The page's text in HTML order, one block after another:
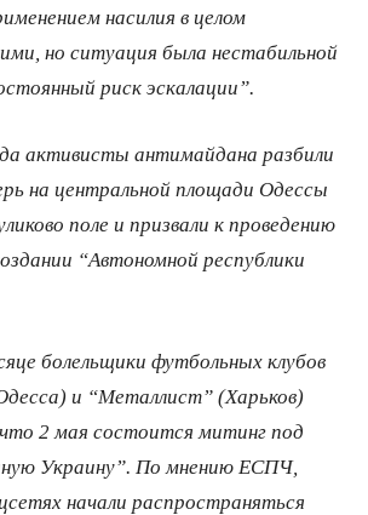
насилия в целом
но ситуация была нестабильной
риск эскалации”.
активисты антимайдана разбили
на центральной площади Одессы
поле и призвали к проведению
“Автономной республики
болельщики футбольных клубов
и “Металлист” (Харьков)
2 мая состоится митинг под
Украину”. По мнению ЕСПЧ,
начали распространяться